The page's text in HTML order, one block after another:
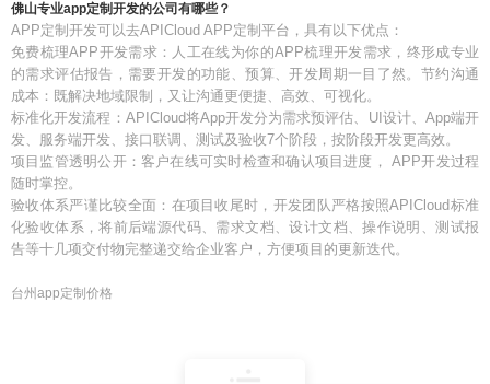
佛山专业app定制开发的公司有哪些？
APP定制开发可以去APICloud APP定制平台，具有以下优点：
免费梳理APP开发需求：人工在线为你的APP梳理开发需求，终形成专业
的需求评估报告，需要开发的功能、预算、开发周期一目了然。节约沟通
成本：既解决地域限制，又让沟通更便捷、高效、可视化。
标准化开发流程：APICloud将App开发分为需求预评估、UI设计、App端开
发、服务端开发、接口联调、测试及验收7个阶段，按阶段开发更高效。
项目监管透明公开：客户在线可实时检查和确认项目进度， APP开发过程
随时掌控。
验收体系严谨比较全面：在项目收尾时，开发团队严格按照APICloud标准
化验收体系，将前后端源代码、需求文档、设计文档、操作说明、测试报
告等十几项交付物完整递交给企业客户，方便项目的更新迭代。
台州app定制价格